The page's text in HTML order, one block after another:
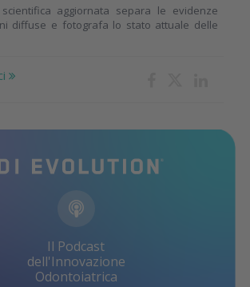
aggiornata separa le evidenze
diffuse e fotografa lo stato attuale delle
Il Podcast
dell'Innovazione
Odontoiatrica